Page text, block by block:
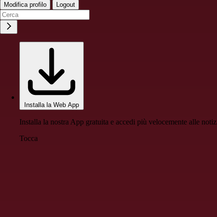
Modifica profilo Logout
Installa la Web App
Installa la nostra App gratuita e accedi più velocemente alle
Tocca